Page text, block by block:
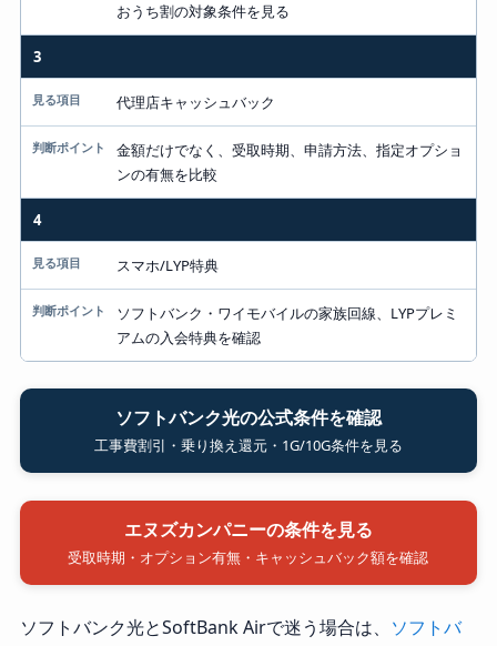
おうち割の対象条件を見る
3
代理店キャッシュバック
金額だけでなく、受取時期、申請方法、指定オプショ
ンの有無を比較
4
スマホ/LYP特典
ソフトバンク・ワイモバイルの家族回線、LYPプレミ
アムの入会特典を確認
ソフトバンク光の公式条件を確認
工事費割引・乗り換え還元・1G/10G条件を見る
エヌズカンパニーの条件を見る
受取時期・オプション有無・キャッシュバック額を確認
ソフトバンク光とSoftBank Airで迷う場合は、 ソフトバ